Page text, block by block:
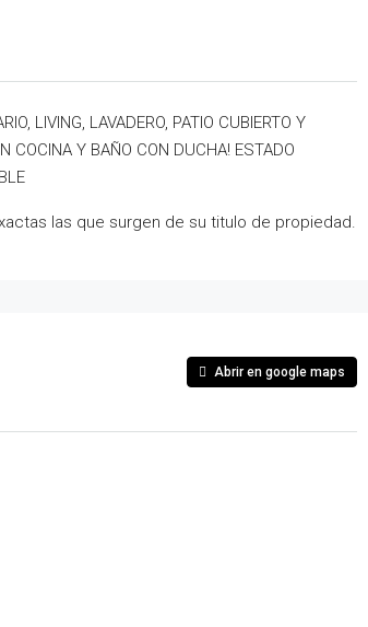
LIVING, LAVADERO, PATIO CUBIERTO Y
COCINA Y BAÑO CON DUCHA! ESTADO
las que surgen de su titulo de propiedad.
Abrir en google maps